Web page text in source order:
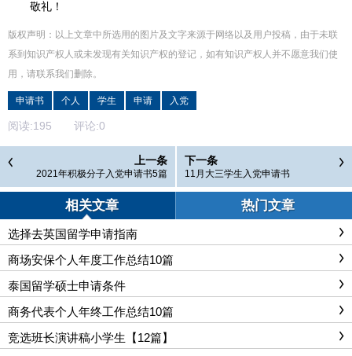
敬礼！
版权声明：以上文章中所选用的图片及文字来源于网络以及用户投稿，由于未联
系到知识产权人或未发现有关知识产权的登记，如有知识产权人并不愿意我们使
用，请联系我们删除。
申请书 个人 学生 申请 入党
阅读:195 评论:0
上一条
2021年积极分子入党申请书5篇
下一条
11月大三学生入党申请书
相关文章 热门文章
选择去英国留学申请指南
商场安保个人年度工作总结10篇
泰国留学硕士申请条件
商务代表个人年终工作总结10篇
竞选班长演讲稿小学生【12篇】